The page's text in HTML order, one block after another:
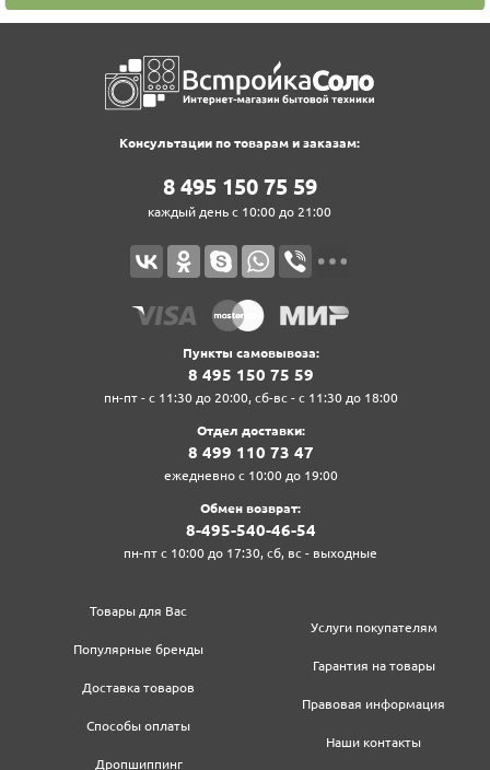
Консультации по товарам и заказам:
8‍ 4‍9‍5‍ 1‍5‍0‍ 7‍5‍ 5‍9‍
каждый день с 10:00 до 21:00
Пункты самовывоза:
8‍ 4‍9‍5‍ 1‍5‍0‍ 7‍5‍ 5‍9‍
пн-пт - с 11:30 до 20:00, сб-вс - с 11:30 до 18:00
Отдел доставки:
8‍ 4‍9‍9‍ 1‍1‍0‍ 7‍3‍ 4‍7‍
ежедневно с 10:00 до 19:00
Обмен возврат:
8‍-4‍9‍5‍-5‍4‍0‍-4‍6‍-5‍4‍
пн-пт с 10:00 до 17:30, сб, вс - выходные
Товары для Вас
Популярные бренды
Доставка товаров
Способы оплаты
Дропшиппинг
Услуги покупателям
Гарантия на товары
Правовая информация
Наши контакты